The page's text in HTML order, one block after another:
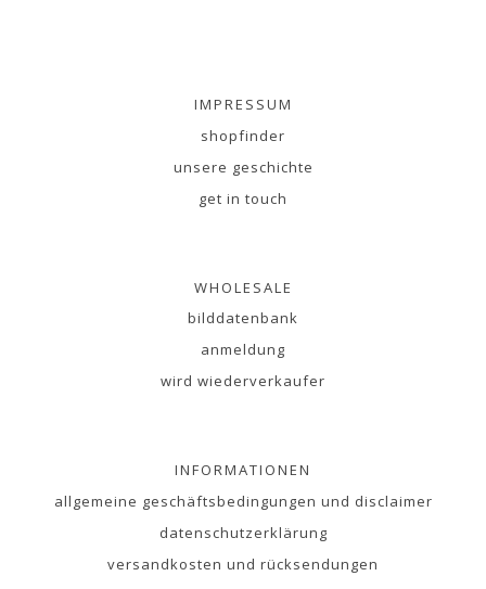
IMPRESSUM
shopfinder
unsere geschichte
get in touch
WHOLESALE
bilddatenbank
anmeldung
wird wiederverkaufer
INFORMATIONEN
allgemeine geschäftsbedingungen und disclaimer
datenschutzerklärung
versandkosten und rücksendungen